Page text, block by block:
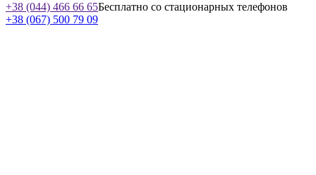
+38 (044) 466 66 65Бесплатно со стационарных телефонов
+38 (067) 500 79 09